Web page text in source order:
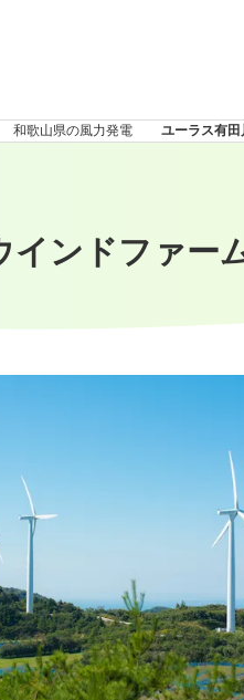
和歌山県の風力発電 ユーラス有
インドファー